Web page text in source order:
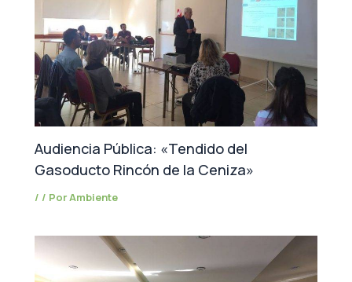
Audiencia Pública: «Tendido del
Gasoducto Rincón de la Ceniza»
/ / PorAmbiente